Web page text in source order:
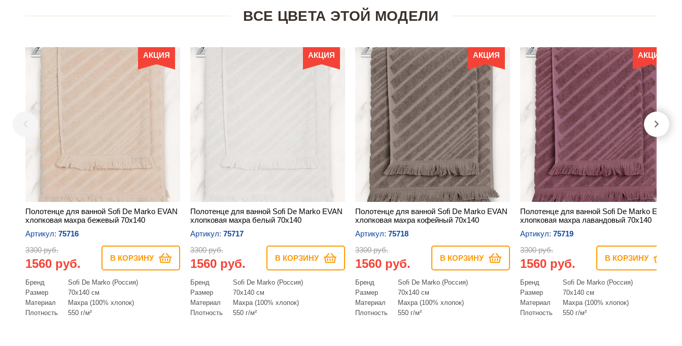
ВСЕ ЦВЕТА ЭТОЙ МОДЕЛИ
АКЦИЯ
Полотенце для ванной Sofi De Marko EVAN
хлопковая махра бежевый 70х140
Артикул: 75716
3300 руб.
1560 руб. В КОРЗИНУ
Бренд
Sofi De Marko (Россия)
Размер
70х140 см
Материал
Махра (100% хлопок)
Плотность
550 г/м²
АКЦИЯ
Полотенце для ванной Sofi De Marko EVAN
хлопковая махра белый 70х140
Артикул: 75717
3300 руб.
1560 руб. В КОРЗИНУ
Бренд
Sofi De Marko (Россия)
Размер
70х140 см
Материал
Махра (100% хлопок)
Плотность
550 г/м²
АКЦИЯ
Полотенце для ванной Sofi De Marko EVAN
хлопковая махра кофейный 70х140
Артикул: 75718
3300 руб.
1560 руб. В КОРЗИНУ
Бренд
Sofi De Marko (Россия)
Размер
70х140 см
Материал
Махра (100% хлопок)
Плотность
550 г/м²
АКЦИЯ
Полотенце для ванной Sofi De Marko EVAN
хлопковая махра лавандовый 70х140
Артикул: 75719
3300 руб.
1560 руб. В КОРЗИНУ
Бренд
Sofi De Marko (Россия)
Размер
70х140 см
Материал
Махра (100% хлопок)
Плотность
550 г/м²